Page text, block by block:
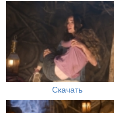
Скачать